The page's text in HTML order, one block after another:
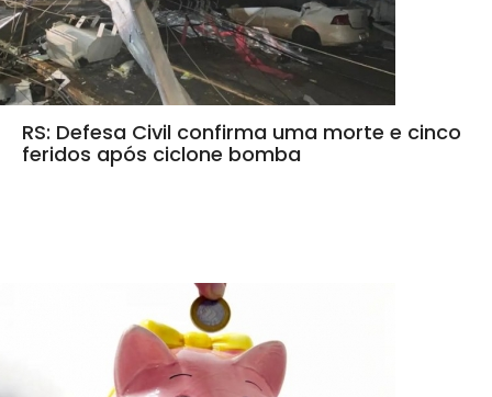
RS: Defesa Civil confirma uma morte e cinco
feridos após ciclone bomba